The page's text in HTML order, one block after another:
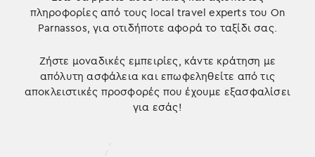
πληροφορίες από τους local travel experts του On
Parnassos, για οτιδήποτε αφορά το ταξίδι σας.
Ζήστε μοναδικές εμπειρίες, κάντε κράτηση με
απόλυτη ασφάλεια και επωφεληθείτε από τις
αποκλειστικές προσφορές που έχουμε εξασφαλίσει
για εσάς!